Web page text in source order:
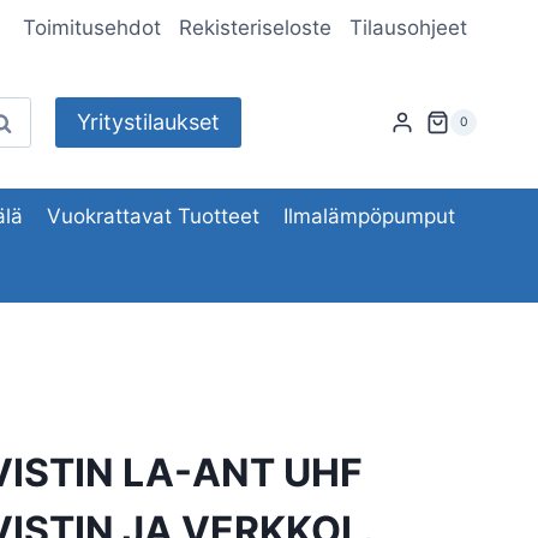
Toimitusehdot Rekisteriseloste Tilausohjeet
Yritystilaukset 0
Vuokrattavat Tuotteet Ilmalämpöpumput
LA-ANT UHF